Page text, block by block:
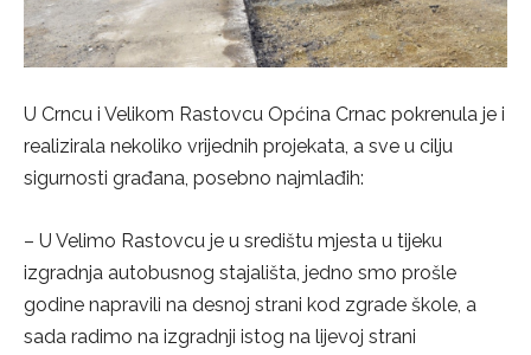
U Crncu i Velikom Rastovcu Općina Crnac pokrenula je i
realizirala nekoliko vrijednih projekata, a sve u cilju
sigurnosti građana, posebno najmlađih:
– U Velimo Rastovcu je u središtu mjesta u tijeku
izgradnja autobusnog stajališta, jedno smo prošle
godine napravili na desnoj strani kod zgrade škole, a
sada radimo na izgradnji istog na lijevoj strani